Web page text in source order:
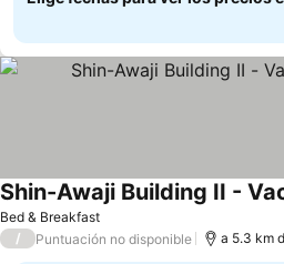
Bed & Breakfast
Shin-Awaji Building II -
/ Puntuación no disponible a 5.3 km